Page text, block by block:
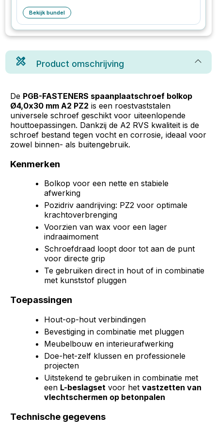
Bekijk bundel
Product omschrijving
De PGB-FASTENERS spaanplaatschroef bolkop
Ø4,0x30 mm A2 PZ2 is een roestvaststalen
universele schroef geschikt voor uiteenlopende
houttoepassingen. Dankzij de A2 RVS kwaliteit is de
schroef bestand tegen vocht en corrosie, ideaal voor
zowel binnen- als buitengebruik.
Kenmerken
Bolkop voor een nette en stabiele
afwerking
Pozidriv aandrijving: PZ2 voor optimale
krachtoverbrenging
Voorzien van wax voor een lager
indraaimoment
Schroefdraad loopt door tot aan de punt
voor directe grip
Te gebruiken direct in hout of in combinatie
met kunststof pluggen
Toepassingen
Hout-op-hout verbindingen
Bevestiging in combinatie met pluggen
Meubelbouw en interieurafwerking
Doe-het-zelf klussen en professionele
projecten
Uitstekend te gebruiken in combinatie met
een L-beslagset voor hetvastzetten van
vlechtschermen op betonpalen
Technische gegevens